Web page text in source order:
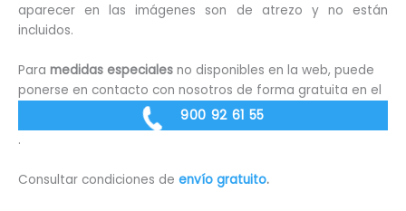
aparecer en las imágenes son de atrezo y no están
incluidos.
Para medidas especiales no disponibles en la web, puede
ponerse en contacto con nosotros de forma gratuita en el
900 92 61 55
.
Consultar condiciones de envío gratuito.